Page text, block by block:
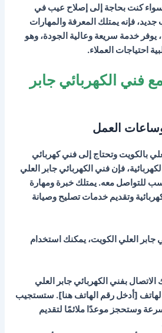
سواء كنت بحاجة إلى إصلاح عيب في
جديد، فإنه يمتلك المعرفة والمهارات
يوفر خدمة سريعة وعالية الجودة، وهو
احتياجات العملاء.
فني الكهربائي جابر
العمل
بالكويت وتحتاج إلى فني كهربائي
فإن فني الكهربائي جابر العلي
للتواصل معه. يمتلك خبرة ومهارة
وتقديم خدمات تصليح وصيانة
جابر العلي الكويت، يمكنك استخدام
بفني الكهربائي جابر العلي
[أدخل رقم الهاتف هنا]. ستستجيب
وستحجز موعدًا ملائمًا لتقديم